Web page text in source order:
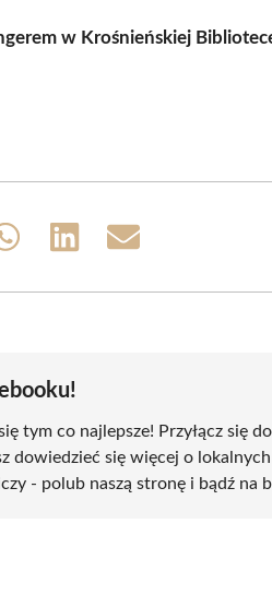
w Krośnieńskiej
Share
Share
Share
tym co najlepsze! Przyłącz się
dowiedzieć się więcej o
- polub naszą stronę i bądź na